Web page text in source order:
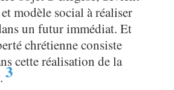
modèle social à réaliser
un futur immédiat. Et
chrétienne consiste
cette réalisation de la
3